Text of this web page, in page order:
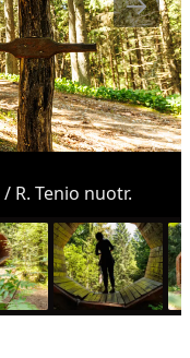
R. Tenio nuotr.